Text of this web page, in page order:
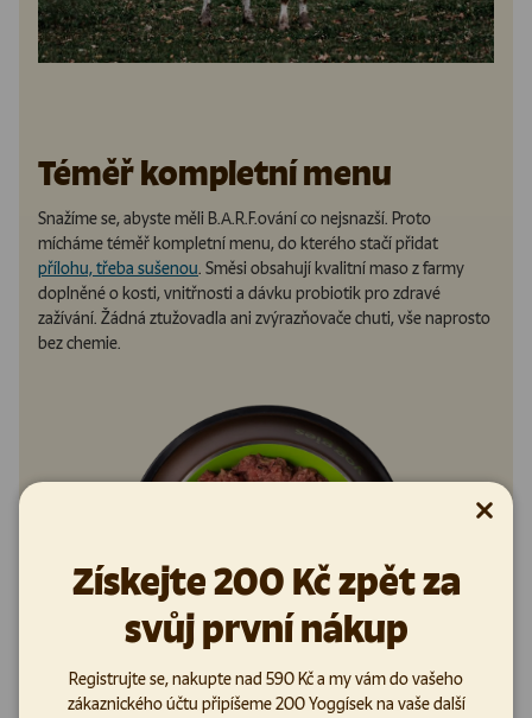
Téměř kompletní menu
Snažíme se, abyste měli B.A.R.F.ování co nejsnazší. Proto
mícháme téměř kompletní menu, do kterého stačí přidat
přílohu, třeba sušenou. Směsi obsahují kvalitní maso z farmy
doplněné o kosti, vnitřnosti a dávku probiotik pro zdravé
zažívání. Žádná ztužovadla ani zvýrazňovače chuti, vše naprosto
bez chemie.
Získejte 200 Kč zpět za
svůj první nákup
Registrujte se, nakupte nad 590 Kč a my vám do vašeho
zákaznického účtu připíšeme 200 Yoggísek na vaše další